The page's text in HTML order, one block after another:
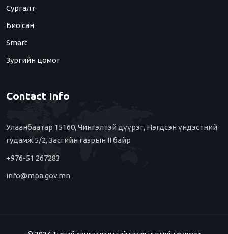
Сургалт
Био сан
Smart
Зургийн цомог
Contact Info
Улаанбаатар 15160, Чингэлтэй дүүрэг, Нэгдсэн үндэстний
гудамж 5/2, Засгийн газрын II байр
+976-51 267283
info@mpa.gov.mn